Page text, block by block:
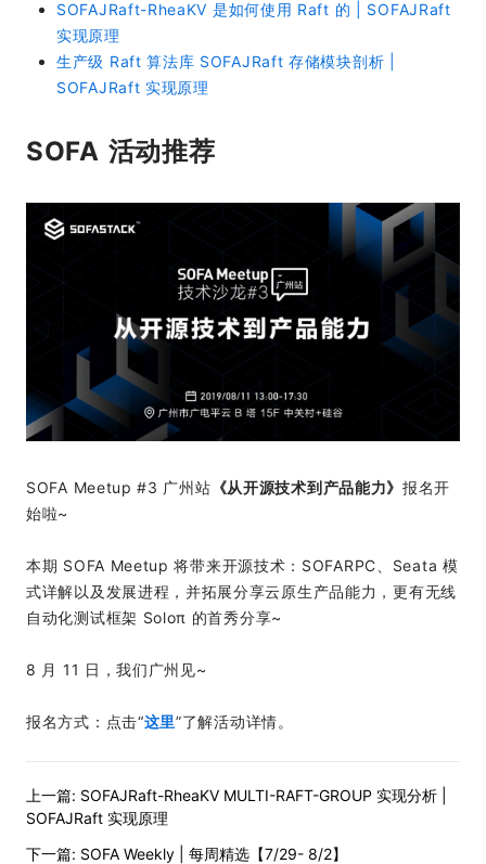
SOFAJRaft-RheaKV 是如何使用 Raft 的 | SOFAJRaft
实现原理
生产级 Raft 算法库 SOFAJRaft 存储模块剖析 |
SOFAJRaft 实现原理
SOFA 活动推荐
SOFA Meetup #3 广州站 《从开源技术到产品能力》报名开
始啦~
本期 SOFA Meetup 将带来开源技术：SOFARPC、Seata 模
式详解以及发展进程，并拓展分享云原生产品能力，更有无线
自动化测试框架 Soloπ 的首秀分享~
8 月 11 日，我们广州见~
报名方式：点击“这里”了解活动详情。
上一篇: SOFAJRaft-RheaKV MULTI-RAFT-GROUP 实现分析 |
SOFAJRaft 实现原理
下一篇: SOFA Weekly | 每周精选【7/29- 8/2】